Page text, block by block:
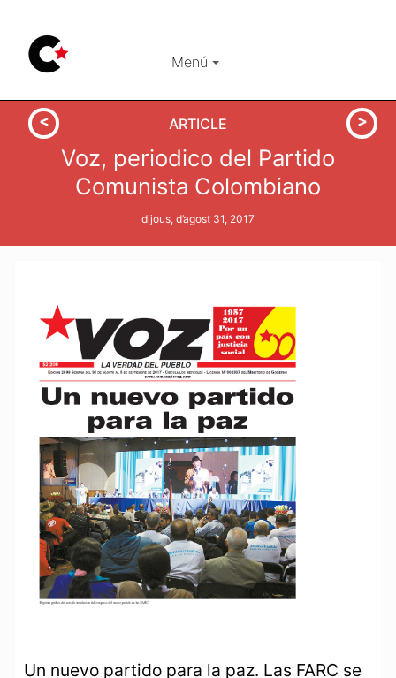
Menú
ARTICLE
Voz, periodico del Partido
Comunista Colombiano
dijous, d’agost 31, 2017
Un nuevo partido para la paz. Las FARC se